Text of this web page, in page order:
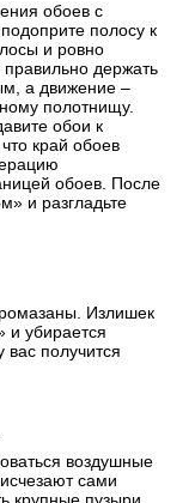
обоев с
полосу к
и ровно
держать
а движение –
полотнищу.
обои к
край обоев
обоев. После
и разгладьте
Излишек
и убирается
вас получится
воздушные
сами